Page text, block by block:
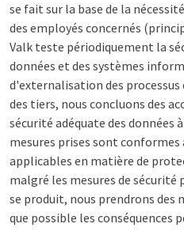
se fait sur la base de la
des employés concernés
Valk teste périodiquement la
données et des systèmes
d'externalisation des
des tiers, nous concluons des
sécurité adéquate des données
mesures prises sont
applicables en matière de
malgré les mesures de sécurité
se produit, nous prendrons
que possible les conséquences